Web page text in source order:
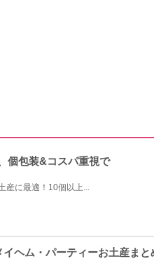
個包装&コスパ重視で
に最適！10個以上...
ヘム・パーティーお土産まと